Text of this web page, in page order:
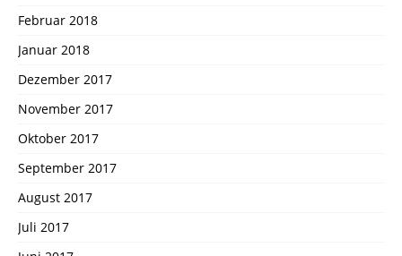
Februar 2018
Januar 2018
Dezember 2017
November 2017
Oktober 2017
September 2017
August 2017
Juli 2017